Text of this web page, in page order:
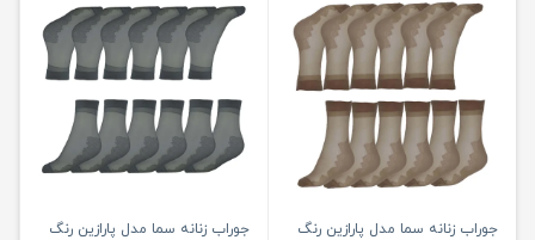
جوراب زنانه سما مدل پارازین رنگ
جوراب زنانه سما مدل پارازین رنگ